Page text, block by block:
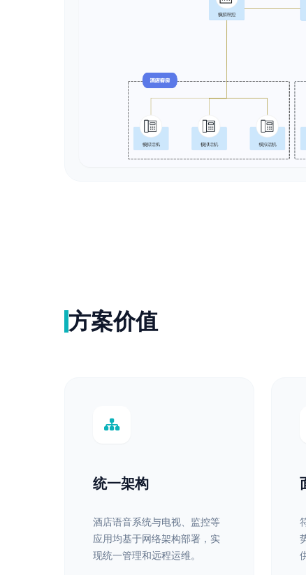
方案价值
统一架构
酒店语音系统与电视、监控等
应用均基于网络架构部署，实
现统一管理和远程运维。